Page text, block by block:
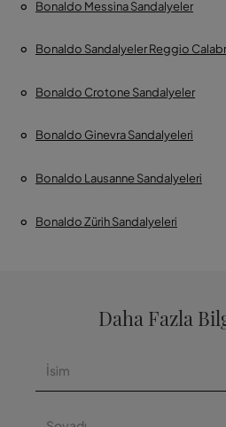
Bonaldo Messina Sandalyeler
Bonaldo Sandalyeler Reggio
Bonaldo Crotone Sandalyeler
Bonaldo Ginevra Sandalyeleri
Bonaldo Lausanne Sandalyeleri
Bonaldo Zürih Sandalyeleri
Daha Fazla